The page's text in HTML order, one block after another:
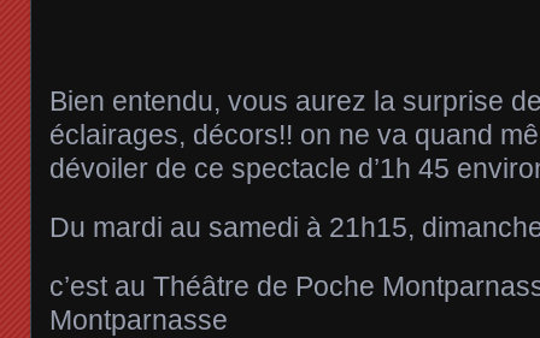
Bien entendu, vous aurez la surprise
éclairages, décors!! on ne va quand
dévoiler de ce spectacle d’1h 45
Du mardi au samedi à 21h15,
c’est au Théâtre de Poche
Montparnasse